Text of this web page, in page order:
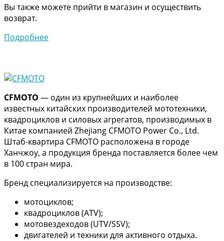
Вы также можете прийти в магазин и осуществить
возврат.
Подробнее
CFMOTO — один из крупнейших и наиболее
известных китайских производителей мототехники,
квадроциклов и силовых агрегатов, производимых в
Китае компанией Zhejiang CFMOTO Power Co., Ltd.
Штаб-квартира CFMOTO расположена в городе
Ханчжоу, а продукция бренда поставляется более чем
в 100 стран мира.
Бренд специализируется на производстве:
мотоциклов;
квадроциклов (ATV);
мотовездеходов (UTV/SSV);
двигателей и техники для активного отдыха.